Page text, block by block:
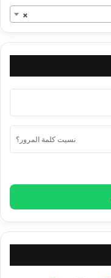
×
نسيت كلمة المرور؟